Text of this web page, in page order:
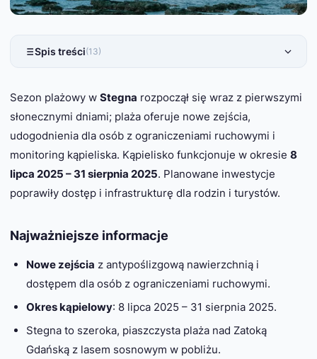
Spis treści(13)
Sezon plażowy w Stegna rozpoczął się wraz z pierwszymi
słonecznymi dniami; plaża oferuje nowe zejścia,
udogodnienia dla osób z ograniczeniami ruchowymi i
monitoring kąpieliska. Kąpielisko funkcjonuje w okresie 8
lipca 2025 – 31 sierpnia 2025. Planowane inwestycje
poprawiły dostęp i infrastrukturę dla rodzin i turystów.
Najważniejsze informacje
Nowe zejścia z antypoślizgową nawierzchnią i
dostępem dla osób z ograniczeniami ruchowymi.
Okres kąpielowy: 8 lipca 2025 – 31 sierpnia 2025.
Stegna to szeroka, piaszczysta plaża nad Zatoką
Gdańską z lasem sosnowym w pobliżu.